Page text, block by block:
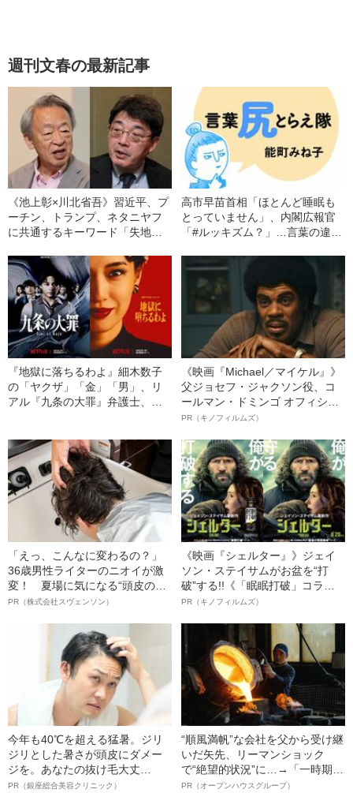
週刊文春の最新記事
《池上彰×川北省吾》習近平、プ
ーチン、トランプ、ネタニヤフ
に共通するキーワード「失地回
高市早苗首相「ほとんど睡眠も
とっていません」、内閣広報官
「#ルッキズム？」…言葉の違和
葉尻とらえ隊」で明らかに
《「週刊文春」連載》
『地獄に落ちるわよ』細木数子
の「ヤクザ」「金」「男」、リ
アル『九条の大罪』弁護士、
《映画『Michael／マイケル』》
父ジョセフ・ジャクソン役、コ
ールマン・ドミンゴ オフィシャ
ルインタビュー“観客を魅了した
語る”《日本興収70億円突破》
PR（キノフィルムズ）
「えっ、こんなに変わるの？」
36歳男性ライターのニオイが激
変！ 夏場に気になる“頭皮のニ
オイ”や“ベタつき”を解消す
ト”が生み出した徹底ケアとは
PR（株式会社スヴェンソン）
《映画『シェルター』》ジェイ
ソン・ステイサムがお盆を“打
破”する!!《「眠眠打破」コラ
ボ》
PR（キノフィルムズ）
今年も40℃を超える猛暑。ジリ
ジリとした暑さが頭皮にダメー
ジを。あなたの抜け毛大丈
夫！？
PR（銀座総合美容クリニック）
“順風満帆”な会社を父から受け継
いだ矢先、リーマンショック
で“絶望的状況”に…→「一時期は
納品3年待ち」のヒット商品を生
PR（オープンハウスグループ）